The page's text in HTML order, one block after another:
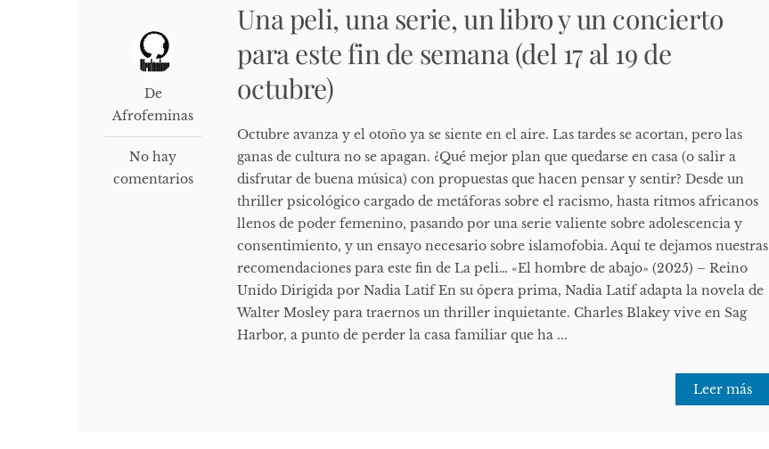
De
Afrofeminas
No hay
comentarios
Una peli, una serie, un libro y un concierto
para este fin de semana (del 17 al 19 de
octubre)
Octubre avanza y el otoño ya se siente en el aire. Las tardes se acortan, pero las
ganas de cultura no se apagan. ¿Qué mejor plan que quedarse en casa (o salir a
disfrutar de buena música) con propuestas que hacen pensar y sentir? Desde un
thriller psicológico cargado de metáforas sobre el racismo, hasta ritmos africanos
llenos de poder femenino, pasando por una serie valiente sobre adolescencia y
consentimiento, y un ensayo necesario sobre islamofobia. Aquí te dejamos nuestras
recomendaciones para este fin de La peli… «El hombre de abajo» (2025) – Reino
Unido Dirigida por Nadia Latif En su ópera prima, Nadia Latif adapta la novela de
Walter Mosley para traernos un thriller inquietante. Charles Blakey vive en Sag
Harbor, a punto de perder la casa familiar que ha ...
Leer más